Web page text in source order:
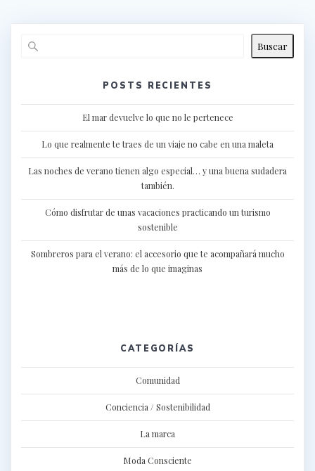
Buscar
POSTS RECIENTES
El mar devuelve lo que no le pertenece
Lo que realmente te traes de un viaje no cabe en una maleta
Las noches de verano tienen algo especial… y una buena sudadera
también.
Cómo disfrutar de unas vacaciones practicando un turismo
sostenible
Sombreros para el verano: el accesorio que te acompañará mucho
más de lo que imaginas
CATEGORÍAS
Comunidad
Conciencia / Sostenibilidad
La marca
Moda Consciente